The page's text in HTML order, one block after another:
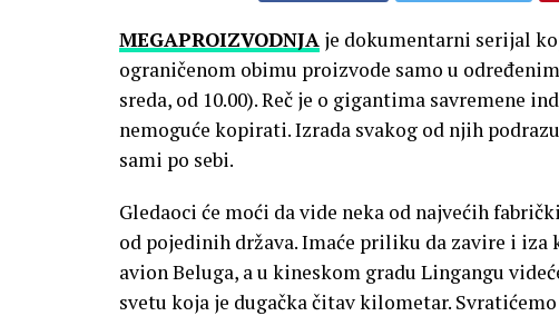
MEGAPROIZVODNJA je dokumentarni serijal
ograničenom obimu proizvode samo u
sreda, od 10.00). Reč je o gigantima savremene
nemoguće kopirati. Izrada svakog od njih
sami po sebi.
Gledaoci će moći da vide neka od najvećih
od pojedinih država. Imaće priliku da zavire i
avion Beluga, a u kineskom gradu Lingangu
svetu koja je dugačka čitav kilometar.